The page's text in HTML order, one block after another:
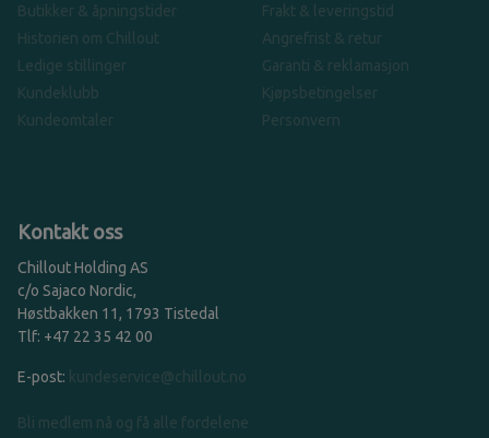
Butikker & åpningstider
Historien om Chillout
Ledige stillinger
Kundeklubb
Kundeomtaler
Frakt & leveringstid
Angrefrist & retur
Garanti & reklamasjon
Kjøpsbetingelser
Personvern
Kontakt oss
Chillout Holding AS
c/o Sajaco Nordic,
Høstbakken 11, 1793 Tistedal
Tlf: +47 22 35 42 00
E-post: kundeservice@chillout.no
Bli medlem nå og få alle fordelene